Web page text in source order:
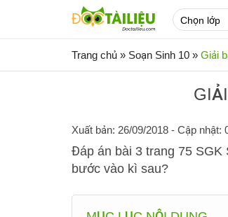
Trang chủ » Soạn Sinh 10 » Giải
Xuất bản: 26/09/2018 - Cập nhật:
Đáp án bài 3 trang 75 SGK
bước vào kì sau?